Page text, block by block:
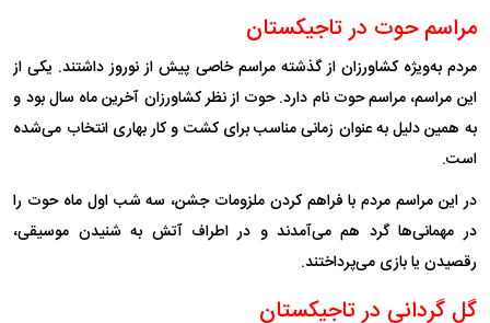
مراسم حوت در تاجیکستان
مردم به‌ویژه کشاورزان از گذشته مراسم خاصی پیش از نوروز داشتند. یکی از
این مراسم، مراسم حوت نام دارد. حوت از نظر کشاورزان آخرین ماه سال بود و
به همین دلیل به عنوان زمانی مناسب برای کشت و کار بهاری انتخاب می‌شده
است.
در این مراسم مردم با فراهم کردن ملزومات جشن، سه شب اول ماه حوت را
در مهمانی‌ها گرد هم می‌آمدند و در اطراف آتش به شنیدن موسیقی،
رقصیدن یا بازی می‌پرداختند.
گل گردانی در تاجیکستان